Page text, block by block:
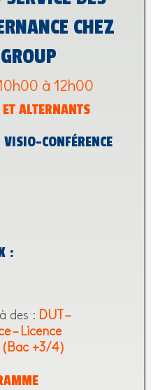
CHEZ
à 12h00
ALTERNANTS
CONFÉRENCE
:
des : DUT –
– Licence
(Bac +3/4)